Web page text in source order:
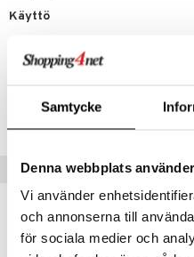
Samtycke
Denna webbplats
Vi använder
och annonserna till
för sociala medier och
Käyttö
CBW05-D8-1-XX-XX
Huulten Hoito
Happy For Men
& Soujaus
& Ihonpuhdistus